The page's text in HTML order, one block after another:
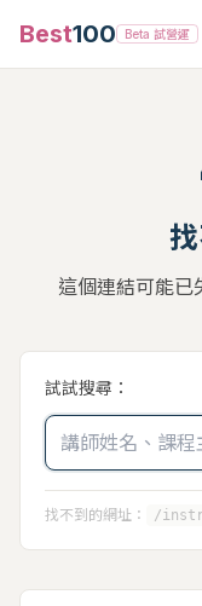
Best100 Beta 試營運
這個連結可能已
試試搜尋：
找不到的網址： /